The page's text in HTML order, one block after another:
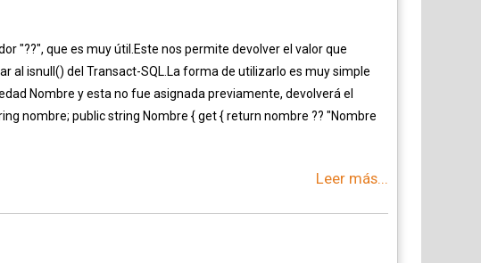
"??", que es muy útil.Este nos permite devolver el valor que
al isnull() del Transact-SQL.La forma de utilizarlo es muy simple
Nombre y esta no fue asignada previamente, devolverá el
nombre; public string Nombre { get { return nombre ?? "Nombre
Leer más...